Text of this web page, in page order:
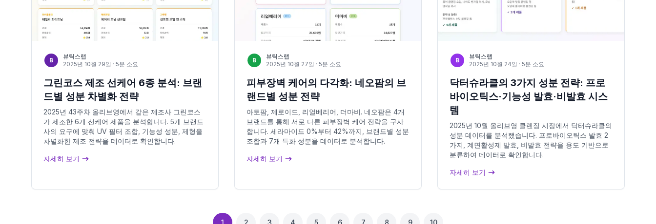
B
뷰틱스랩
2025년 10월 29일 · 5분 소요
그린코스 제조 선케어 6종 분석: 브랜
드별 성분 차별화 전략
2025년 43주차 올리브영에서 같은 제조사 그린코스
가 제조한 6개 선케어 제품을 분석합니다. 5개 브랜드
사의 요구에 맞춰 UV 필터 조합, 기능성 성분, 제형을
차별화한 제조 전략을 데이터로 확인합니다.
자세히 보기
B
뷰틱스랩
2025년 10월 27일 · 5분 소요
피부장벽 케어의 다각화: 네오팜의 브
랜드별 성분 전략
아토팜, 제로이드, 리얼베리어, 더마비. 네오팜은 4개
브랜드를 통해 서로 다른 피부장벽 케어 전략을 구사
합니다. 세라마이드 0%부터 42%까지, 브랜드별 성분
조합과 7개 특화 성분을 데이터로 분석합니다.
자세히 보기
B
뷰틱스랩
2025년 10월 24일 · 5분 소요
닥터슈라클의 3가지 성분 전략: 프로
바이오틱스·기능성 발효·비발효 시스
템
2025년 10월 올리브영 클렌징 시장에서 닥터슈라클의
성분 데이터를 분석했습니다. 프로바이오틱스 발효 2
가지, 계면활성제 발효, 비발효 전략을 용도 기반으로
분류하여 데이터로 확인합니다.
자세히 보기
1 2 3 4 5 6 7 8 9 10